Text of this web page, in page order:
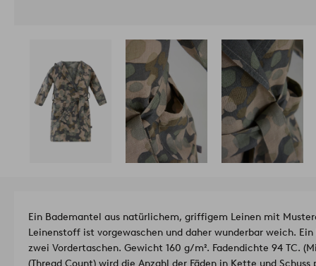
Ein Bademantel aus natürlichem, griffigem Leinen mit
Leinenstoff ist vorgewaschen und daher wunderbar weich.
zwei Vordertaschen. Gewicht 160 g/m². Fadendichte 94 TC.
(Thread Count) wird die Anzahl der Fäden in Kette und